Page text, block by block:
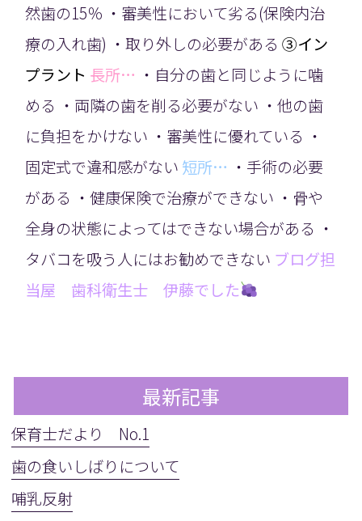
然歯の15％ ・審美性において劣る(保険内治
療の入れ歯) ・取り外しの必要がある③イン
プラント 長所… ・自分の歯と同じように噛
める ・両隣の歯を削る必要がない ・他の歯
に負担をかけない ・審美性に優れている ・
固定式で違和感がない 短所… ・手術の必要
がある ・健康保険で治療ができない ・骨や
全身の状態によってはできない場合がある ・
タバコを吸う人にはお勧めできない ブログ担
当屋 歯科衛生士 伊藤でした
最新記事
保育士だより No.1
歯の食いしばりについて
哺乳反射